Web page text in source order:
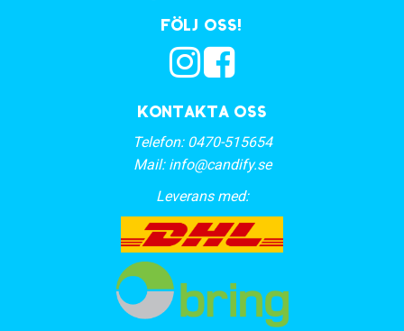
Kontakta oss
Telefon: 0470-515654
Mail: info@candify.se
Leverans med:
Följ oss!